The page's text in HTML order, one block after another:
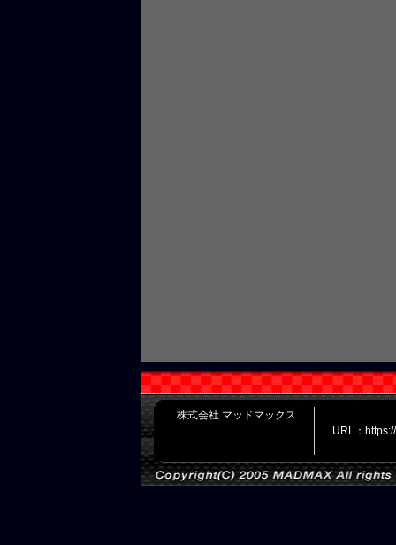
株式会社 マッドマックス
URL：